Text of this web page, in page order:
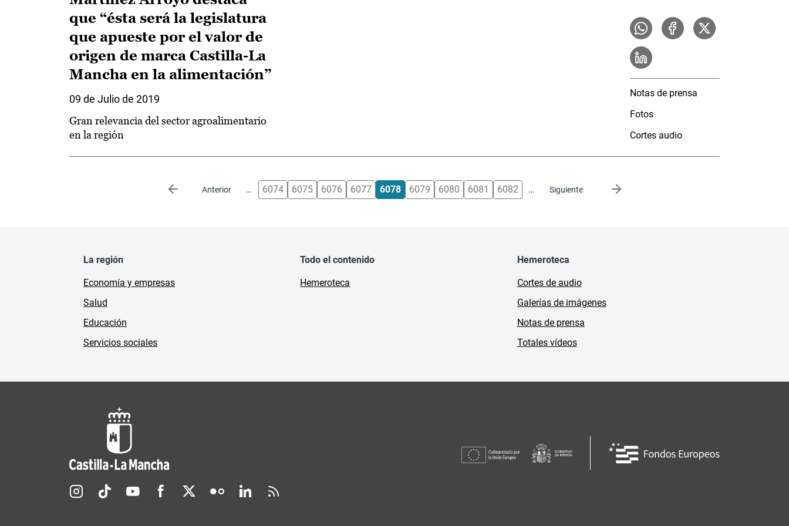
que “ésta será la legislatura
que apueste por el valor de
origen de marca Castilla-La
Mancha en la alimentación”
09 de Julio de 2019
Gran relevancia del sector agroalimentario
en la región
Notas de prensa
Fotos
Cortes audio
Anterior
Página anterior … 6074 6075 6076 6077 6078 6079 6080 6081 6082 … Siguiente
Siguiente página
La región
Economía y empresas
Salud
Educación
Servicios sociales
Todo el contenido
Hemeroteca
Hemeroteca
Cortes de audio
Galerías de imágenes
Notas de prensa
Totales vídeos
Redes sociales JCCM